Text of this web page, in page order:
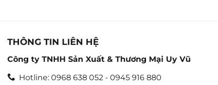
THÔNG TIN LIÊN HỆ
Công ty TNHH Sản Xuất & Thương Mại Uy Vũ
Hotline: 0968 638 052 - 0945 916 880